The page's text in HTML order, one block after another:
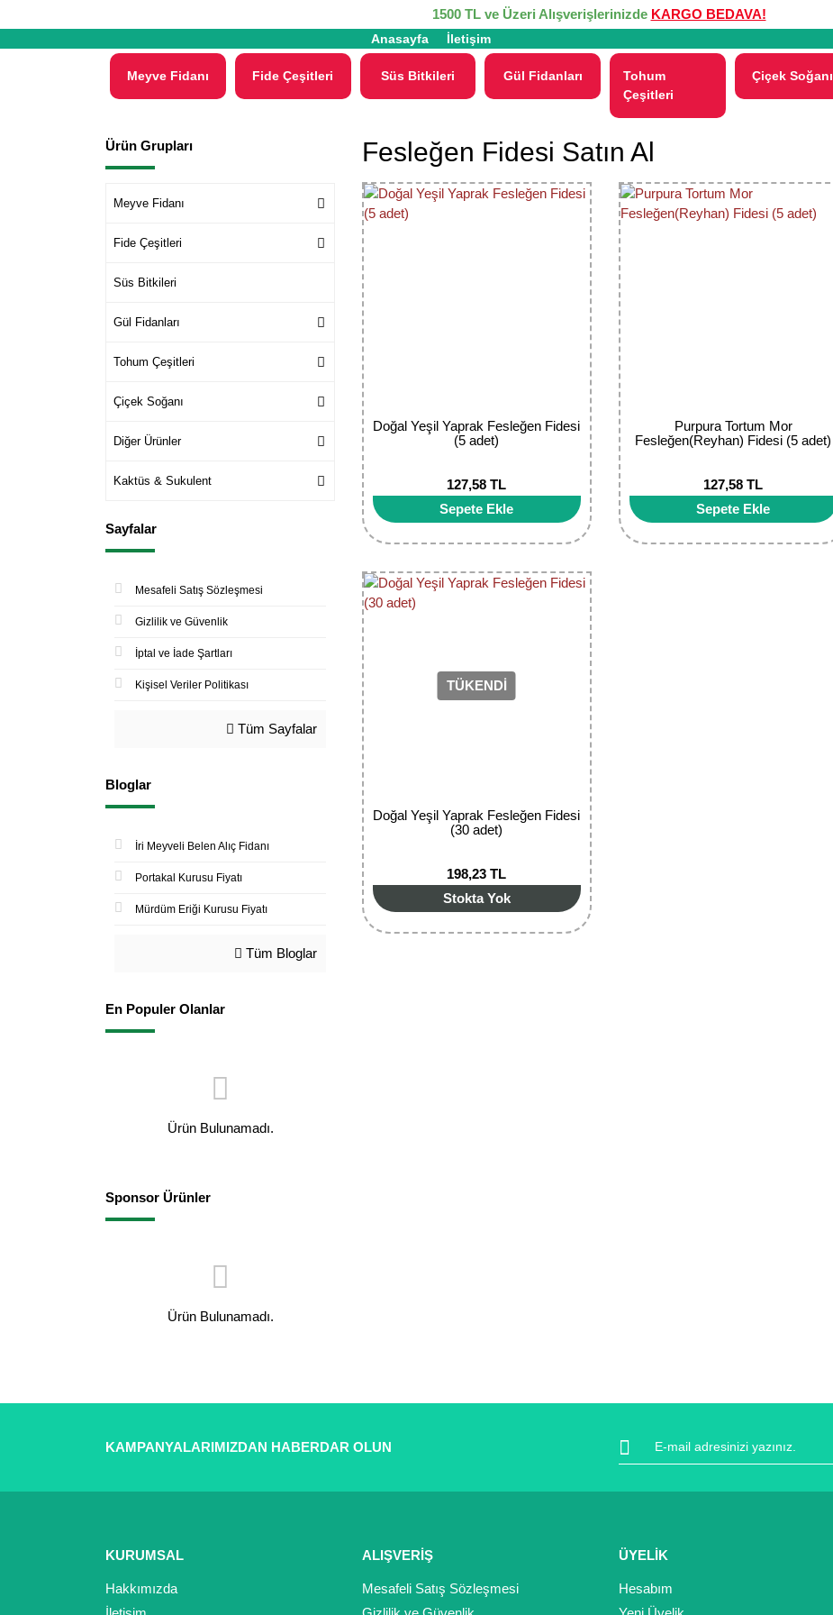
1500 TL ve Üzeri Alışverişlerinizde KARGO BEDAVA!
Anasayfa İletişim
Meyve Fidanı Fide Çeşitleri Süs Bitkileri Gül Fidanları
Tohum
Çeşitleri
Çiçek Soğanı
Ürün Grupları
Meyve Fidanı
Fide Çeşitleri
Süs Bitkileri
Gül Fidanları
Tohum Çeşitleri
Çiçek Soğanı
Diğer Ürünler
Kaktüs & Sukulent
Sayfalar
Mesafeli Satış Sözleşmesi
Gizlilik ve Güvenlik
İptal ve İade Şartları
Kişisel Veriler Politikası
Tüm Sayfalar
Bloglar
İri Meyveli Belen Alıç Fidanı
Portakal Kurusu Fiyatı
Mürdüm Eriği Kurusu Fiyatı
Tüm Bloglar
En Populer Olanlar
Ürün Bulunamadı.
Sponsor Ürünler
Ürün Bulunamadı.
Fesleğen Fidesi Satın Al
Doğal Yeşil Yaprak Fesleğen Fidesi
(5 adet)
127,58 TL
Sepete Ekle
Purpura Tortum Mor
Fesleğen(Reyhan) Fidesi (5 adet)
127,58 TL
Sepete Ekle
TÜKENDİ
Doğal Yeşil Yaprak Fesleğen Fidesi
(30 adet)
198,23 TL
Stokta Yok
KAMPANYALARIMIZDAN HABERDAR OLUN
KURUMSAL
Hakkımızda
ALIŞVERİŞ
Mesafeli Satış Sözleşmesi
ÜYELİK
Hesabım